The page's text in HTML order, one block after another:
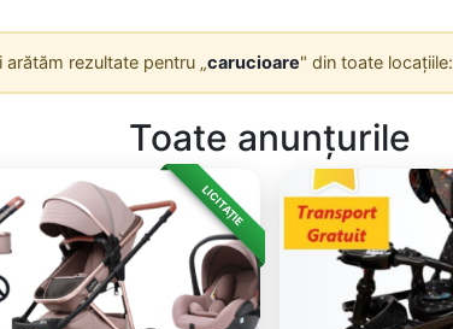
arătăm rezultate pentru „carucioare" din toate locațiile:
Toate anunțurile
LICITAȚIE